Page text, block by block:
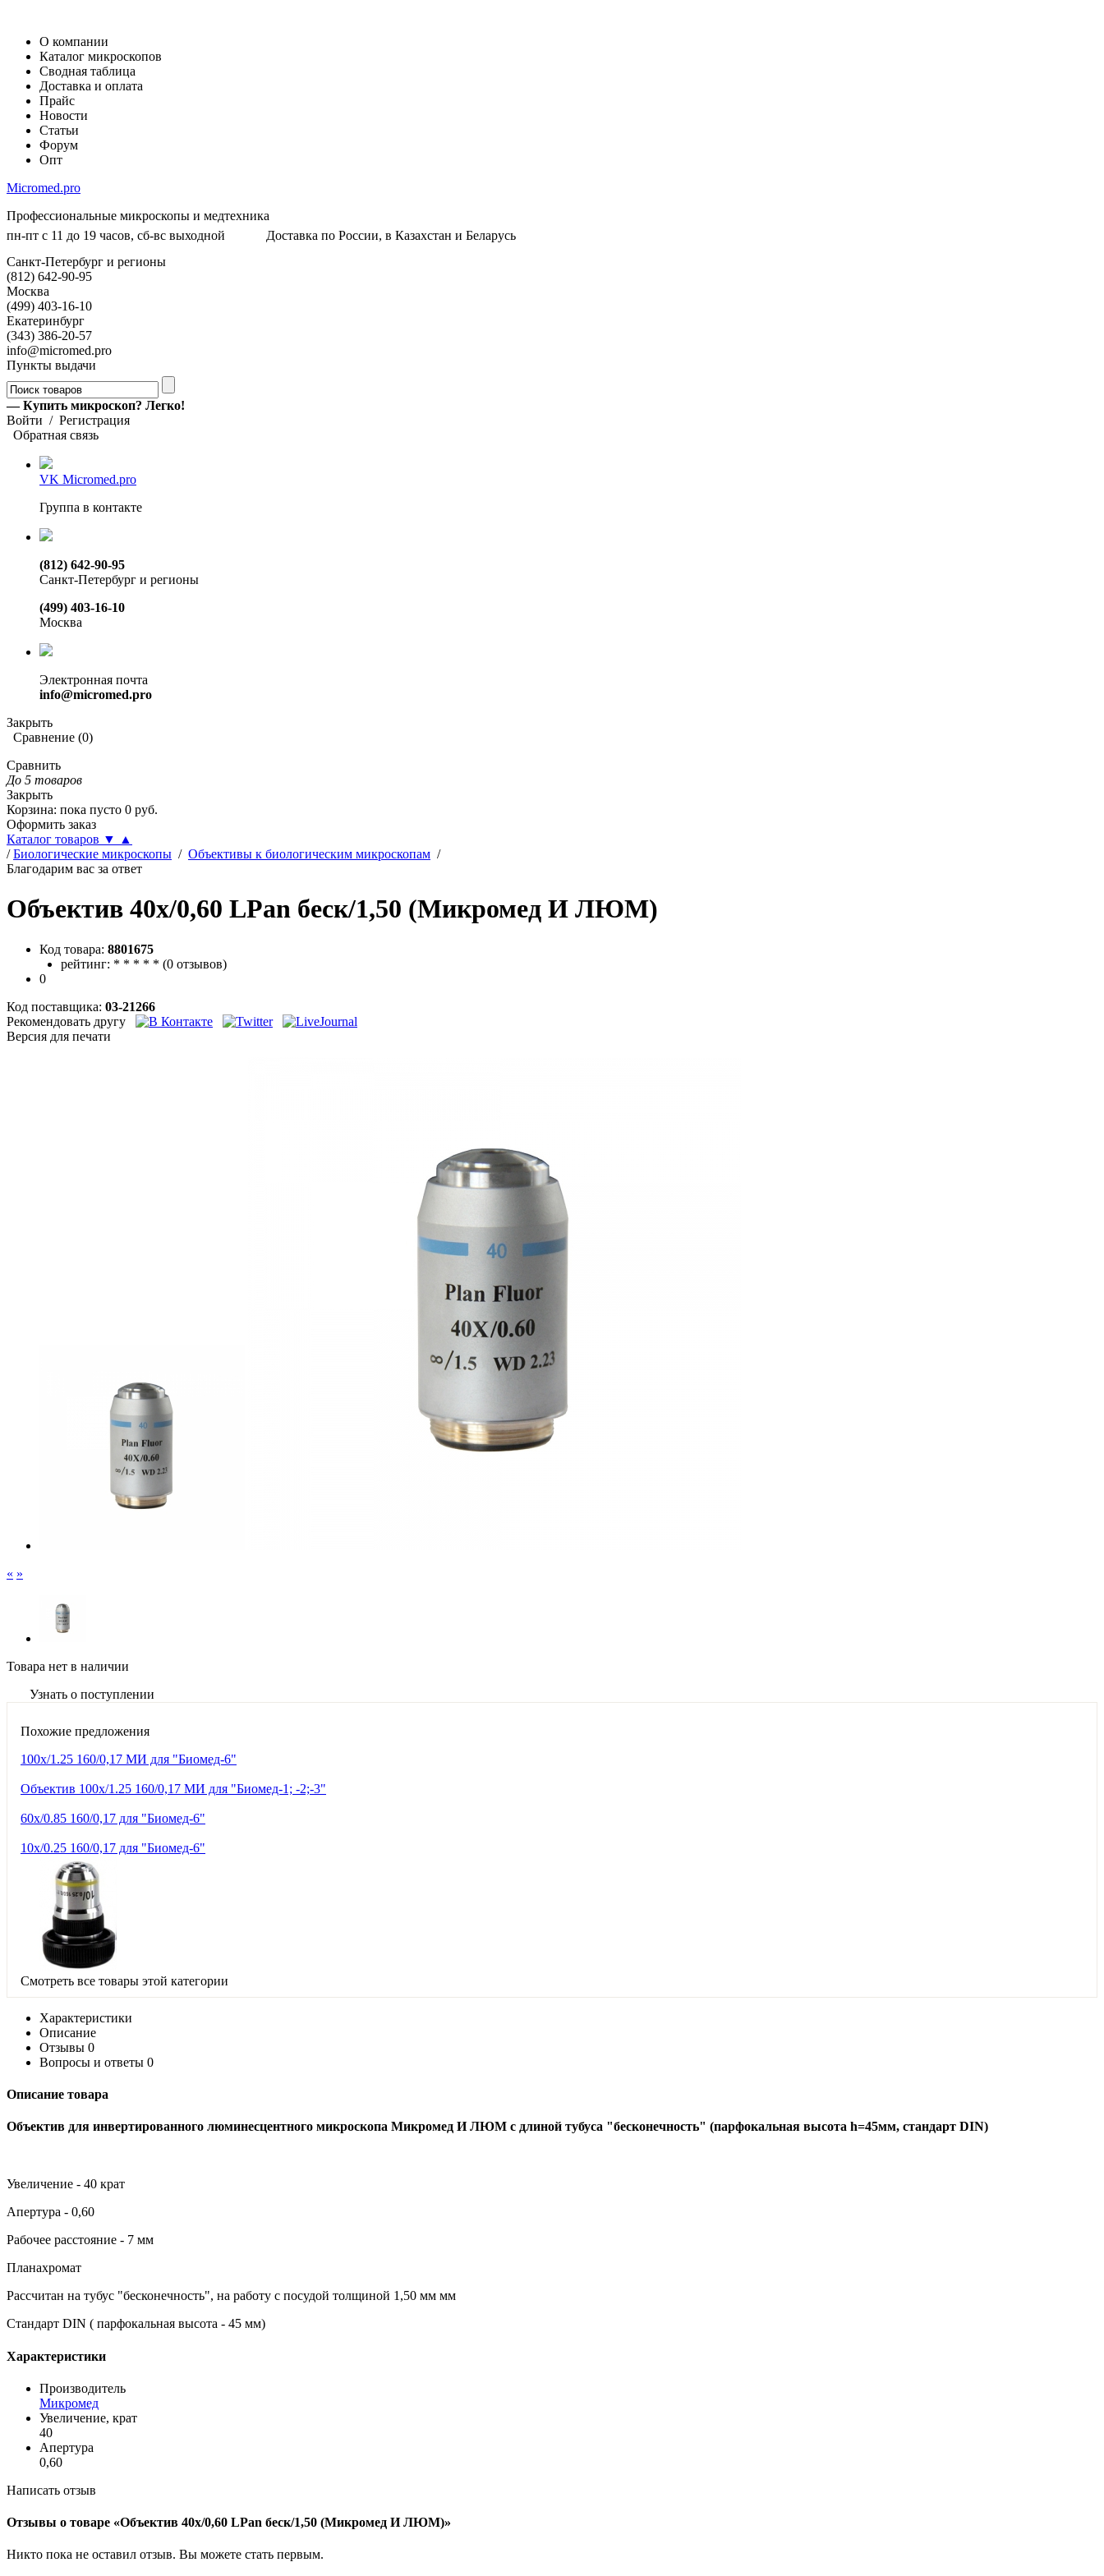
О компании
Каталог микроскопов
Сводная таблица
Доставка и оплата
Прайс
Новости
Статьи
Форум
Опт
Micromed.pro
Профессиональные микроскопы и медтехника
пн-пт с 11 до 19 часов, сб-вс выходной
Доставка по России, в Казахстан и Беларусь
Санкт-Петербург и регионы
(812) 642-90-95
Москва
(499) 403-16-10
Екатеринбург
(343) 386-20-57
info@micromed.pro
Пункты выдачи
— Купить микроскоп? Легко!
Войти / Регистрация
Обратная связь
VK Micromed.pro
Группа в контакте
(812) 642-90-95
Санкт-Петербург и регионы
(499) 403-16-10
Москва
Электронная почта
info@micromed.pro
Закрыть
Сравнение (0)
Сравнить
До 5 товаров
Закрыть
Корзина: пока пусто 0 руб.
Оформить заказ
Каталог товаров ▼
▲
/ Биологические микроскопы / Объективы к биологическим микроскопам /
Благодарим вас за ответ
Объектив 40х/0,60 LPan беск/1,50 (Микромед И ЛЮМ)
Код товара: 8801675
рейтинг: * * * * * (0 отзывов)
0
Код поставщика: 03-21266
Рекомендовать другу
Версия для печати
« »
Товара нет в наличии
Узнать о поступлении
Похожие предложения
100х/1.25 160/0,17 МИ для "Биомед-6"
Объектив 100х/1.25 160/0,17 МИ для "Биомед-1; -2;-3"
60х/0.85 160/0,17 для "Биомед-6"
10х/0.25 160/0,17 для "Биомед-6"
Смотреть все товары этой категории
Характеристики
Описание
Отзывы 0
Вопросы и ответы 0
Описание товара
Объектив для инвертированного люминесцентного микроскопа Микромед И ЛЮМ с длиной тубуса "бесконечность" (парфокальная высота h=45мм, стандарт DIN)
Увеличение - 40 крат
Апертура - 0,60
Рабочее расстояние - 7 мм
Планахромат
Рассчитан на тубус "бесконечность", на работу с посудой толщиной 1,50 мм мм
Стандарт DIN ( парфокальная высота - 45 мм)
Характеристики
Производитель
Микромед
Увеличение, крат
40
Апертура
0,60
Написать отзыв
Отзывы о товаре «Объектив 40х/0,60 LPan беск/1,50 (Микромед И ЛЮМ)»
Никто пока не оставил отзыв. Вы можете стать первым.